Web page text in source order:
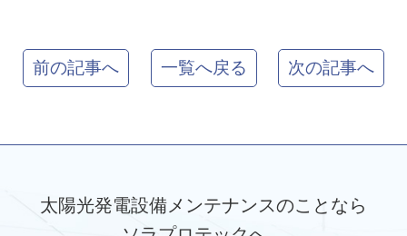
前の記事へ 一覧へ戻る 次の記事へ
太陽光発電設備メンテナンスのことなら